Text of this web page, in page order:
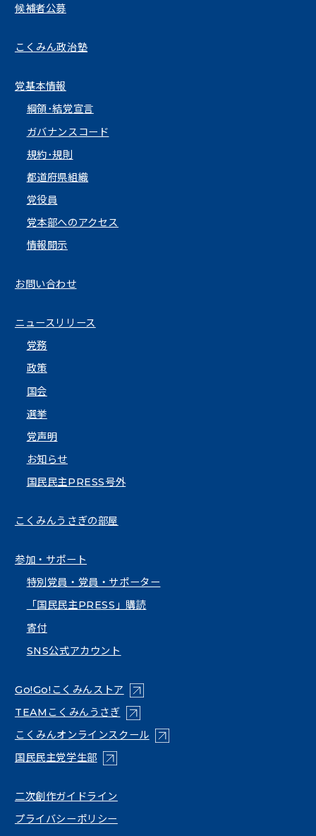
候補者公募
こくみん政治塾
党基本情報
綱領･結党宣言
ガバナンスコード
規約･規則
都道府県組織
党役員
党本部へのアクセス
情報開示
お問い合わせ
ニュースリリース
党務
政策
国会
選挙
党声明
お知らせ
国民民主PRESS号外
こくみんうさぎの部屋
参加・サポート
特別党員・党員・サポーター
「国民民主PRESS」購読
寄付
SNS公式アカウント
Go!Go!こくみんストア （新しいタブで開く）
TEAMこくみんうさぎ（新しいタブで開く）
こくみんオンラインスクール（新しいタブで開く）
国民民主党学生部（新しいタブで開く）
二次創作ガイドライン
プライバシーポリシー